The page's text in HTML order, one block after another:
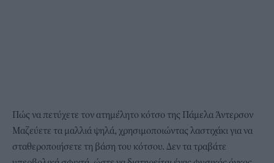
Πώς να πετύχετε τον ατημέλητο κότσο της Πάμελα Άντερσον
Μαζεύετε τα μαλλιά ψηλά, χρησιμοποιώντας λαστιχάκι για να
σταθεροποιήσετε τη βάση του κότσου. Δεν τα τραβάτε